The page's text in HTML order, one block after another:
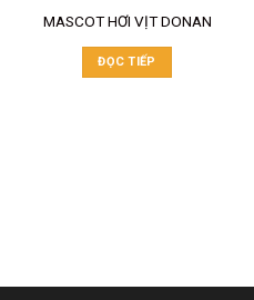
MASCOT HƠI VỊT DONAN
ĐỌC TIẾP